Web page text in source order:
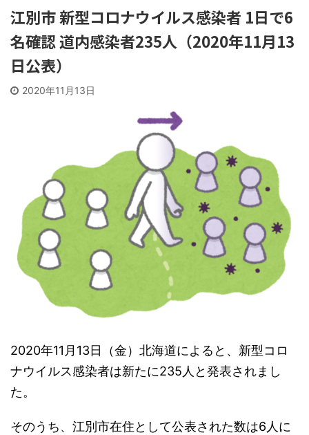
江別市 新型コロナウイルス感染者 1日で6
名確認 道内感染者235人（2020年11月13
日公表）
2020年11月13日
2020年11月13日（金）北海道によると、新型コロ
ナウイルス感染者は新たに235人と発表されまし
た。
そのうち、江別市在住として公表された数は6人に